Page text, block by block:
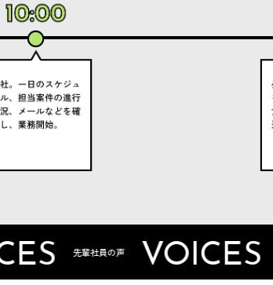
先輩社員の声 VOICES 先輩社員の声